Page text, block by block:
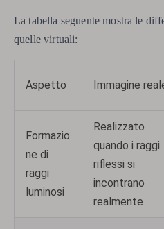
La tabella seguente mostra le
quelle virtuali:
Aspetto Immagine
Formazio
ne di
raggi
luminosi
Realizzato
quando i raggi
riflessi si
incontrano
realmente